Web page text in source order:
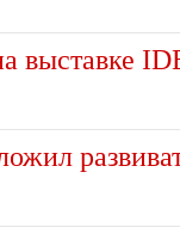
выставке